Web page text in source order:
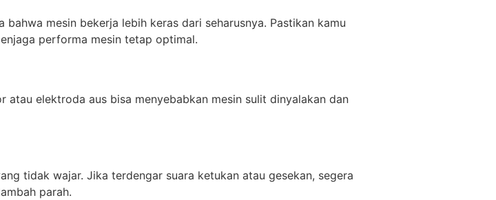
mesin bekerja lebih keras dari seharusnya. Pastikan kamu
performa mesin tetap optimal.
elektroda aus bisa menyebabkan mesin sulit dinyalakan dan
tidak wajar. Jika terdengar suara ketukan atau gesekan, segera
parah.